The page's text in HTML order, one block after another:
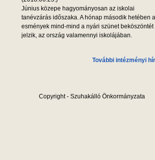
Június közepe hagyományosan az iskolai
tanévzárás időszaka. A hónap második hetében
esmények mind-mind a nyári szünet beköszöntét
jelzik, az ország valamennyi iskolájában.
További intézményi
Copyright - Szuhakálló Önkormányzata